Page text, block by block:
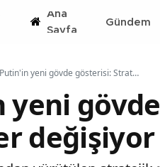
Ana
Sayfa
Gündem
Putin'in yeni gövde gösterisi: Stratejik savunmada dengeler değişiyor
yeni
değişiyor